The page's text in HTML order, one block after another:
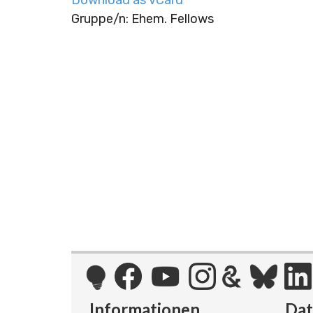
Gruppe/n: Ehem. Fellows